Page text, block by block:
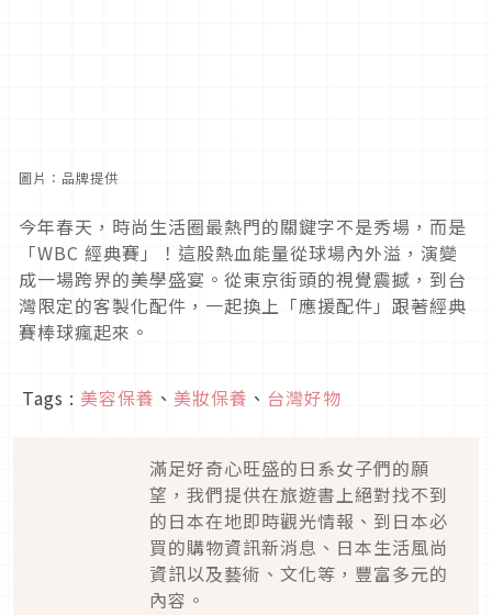
圖片：品牌提供
今年春天，時尚生活圈最熱門的關鍵字不是秀場，而是
「WBC 經典賽」！這股熱血能量從球場內外溢，演變
成一場跨界的美學盛宴。從東京街頭的視覺震撼，到台
灣限定的客製化配件，一起換上「應援配件」跟著經典
賽棒球瘋起來。
Tags : 美容保養 、 美妝保養 、 台灣好物
滿足好奇心旺盛的日系女子們的願
望，我們提供在旅遊書上絕對找不到
的日本在地即時觀光情報、到日本必
買的購物資訊新消息、日本生活風尚
資訊以及藝術、文化等，豐富多元的
內容。